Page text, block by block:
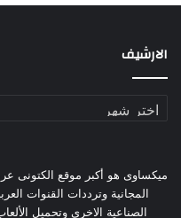
الارشيف
الارشيف
ميكساوى هو أكبر موقع الكتونى
المجانية وترددات القنوات
الصناعية الاخرى وتحميل